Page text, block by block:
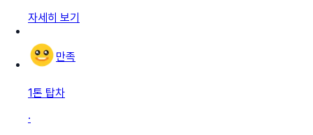
자세히 보기
만족
1톤 탑차
·